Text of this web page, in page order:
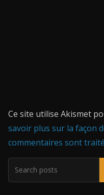
Ce site utilise Akismet
savoir plus sur la façon
commentaires sont